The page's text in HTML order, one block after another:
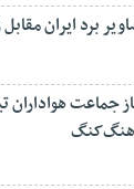
برد ایران
جماعت هواداران
هنگ‌کنگ